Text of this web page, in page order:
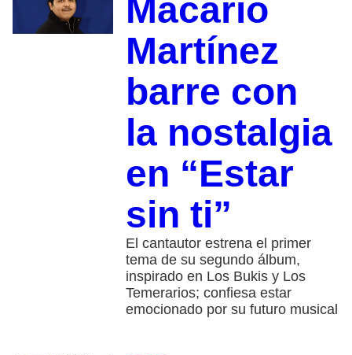
Macario
Martínez
barre con
la nostalgia
en “Estar
sin ti”
El cantautor estrena el primer
tema de su segundo álbum,
inspirado en Los Bukis y Los
Temerarios; confiesa estar
emocionado por su futuro musical